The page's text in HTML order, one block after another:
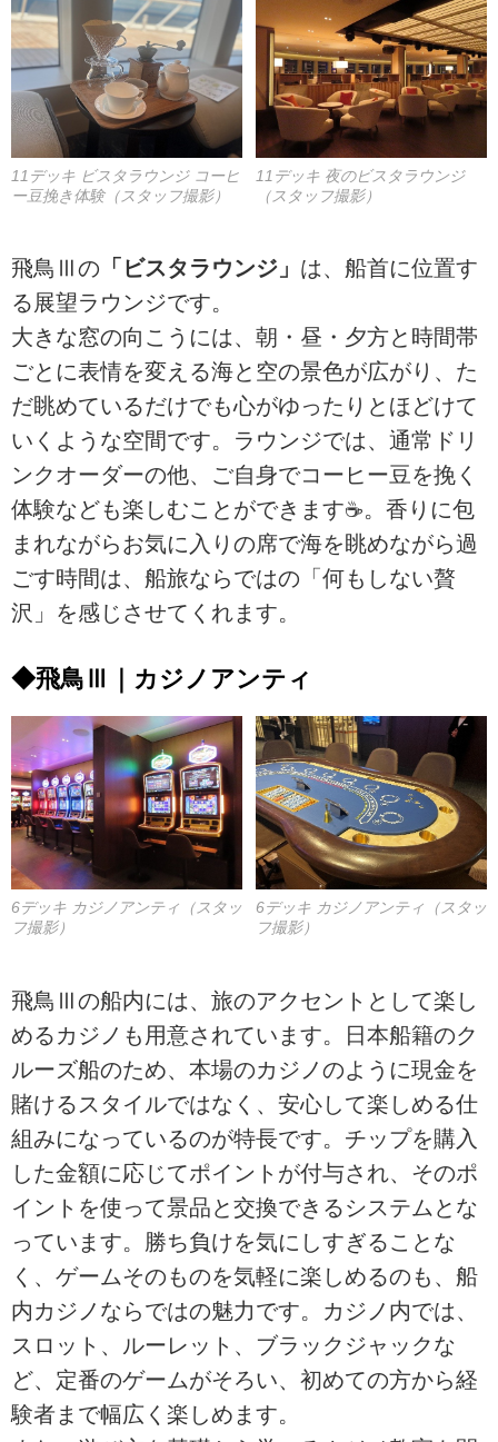
11デッキ ビスタラウンジ コーヒ
ー豆挽き体験（スタッフ撮影）
11デッキ 夜のビスタラウンジ
（スタッフ撮影）
飛鳥Ⅲの 「ビスタラウンジ」 は、船首に位置す
る展望ラウンジです。
大きな窓の向こうには、朝・昼・夕方と時間帯
ごとに表情を変える海と空の景色が広がり、た
だ眺めているだけでも心がゆったりとほどけて
いくような空間です。ラウンジでは、通常ドリ
ンクオーダーの他、ご自身でコーヒー豆を挽く
体験なども楽しむことができます☕。香りに包
まれながらお気に入りの席で海を眺めながら過
ごす時間は、船旅ならではの「何もしない贅
沢」を感じさせてくれます。
◆飛鳥Ⅲ｜カジノアンティ
6デッキ カジノアンティ（スタッ
フ撮影）
6デッキ カジノアンティ（スタッ
フ撮影）
飛鳥Ⅲの船内には、旅のアクセントとして楽し
めるカジノも用意されています。日本船籍のク
ルーズ船のため、本場のカジノのように現金を
賭けるスタイルではなく、安心して楽しめる仕
組みになっているのが特長です。チップを購入
した金額に応じてポイントが付与され、そのポ
イントを使って景品と交換できるシステムとな
っています。勝ち負けを気にしすぎることな
く、ゲームそのものを気軽に楽しめるのも、船
内カジノならではの魅力です。カジノ内では、
スロット、ルーレット、ブラックジャックな
ど、定番のゲームがそろい、初めての方から経
験者まで幅広く楽しめます。